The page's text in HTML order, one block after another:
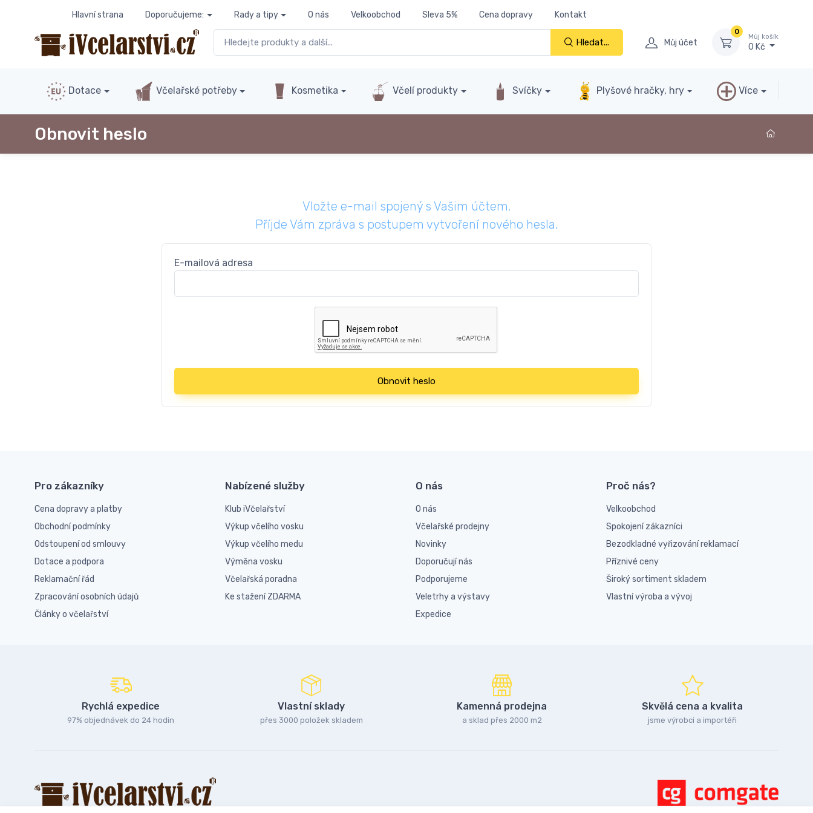
Hlavní strana Doporučujeme: Rady a tipy O nás Velkoobchod Sleva 5% Cena dopravy Kontakt
Hledat... Můj účet
0
Můj košík
0 Kč
Dotace Včelařské potřeby Kosmetika Včelí produkty Svíčky Plyšové hračky, hry Více
Obnovit heslo
Vložte e-mail spojený s Vašim účtem.
Příjde Vám zpráva s postupem vytvoření nového hesla.
E-mailová adresa
Obnovit heslo
Pro zákazníky
Cena dopravy a platby
Obchodní podmínky
Odstoupení od smlouvy
Dotace a podpora
Reklamační řád
Zpracování osobních údajů
Články o včelařství
Nabízené služby
Klub iVčelařství
Výkup včelího vosku
Výkup včelího medu
Výměna vosku
Včelařská poradna
Ke stažení ZDARMA
O nás
O nás
Včelařské prodejny
Novinky
Doporučují nás
Podporujeme
Veletrhy a výstavy
Expedice
Proč nás?
Velkoobchod
Spokojení zákazníci
Bezodkladné vyřizování reklamací
Příznivé ceny
Široký sortiment skladem
Vlastní výroba a vývoj
Rychlá expedice
97% objednávek do 24 hodin
Vlastní sklady
přes 3000 položek skladem
Kamenná prodejna
a sklad přes 2000 m2
Skvělá cena a kvalita
jsme výrobci a importéři